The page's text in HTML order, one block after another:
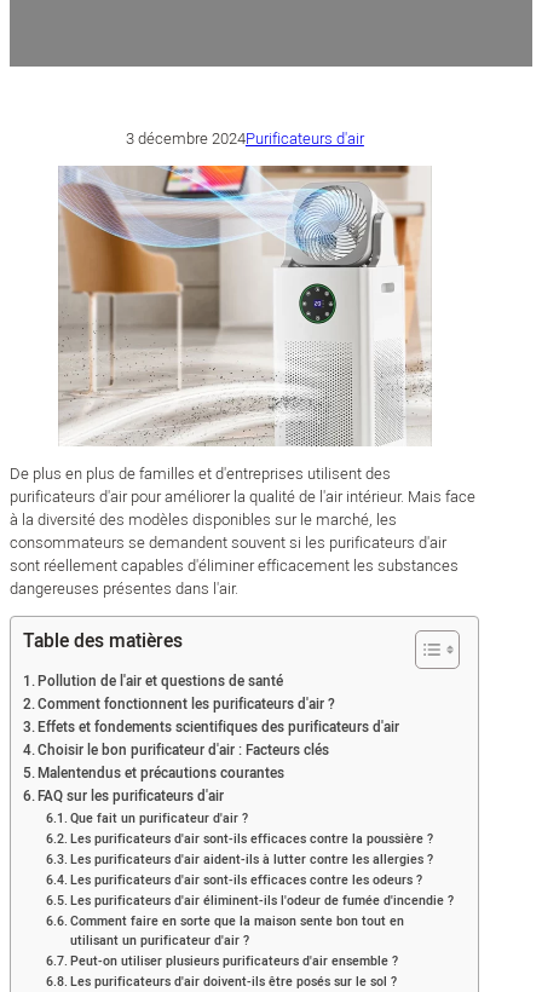
3 décembre 2024Purificateurs d'air
De plus en plus de familles et d'entreprises utilisent des
purificateurs d'air pour améliorer la qualité de l'air intérieur. Mais face
à la diversité des modèles disponibles sur le marché, les
consommateurs se demandent souvent si les purificateurs d'air
sont réellement capables d'éliminer efficacement les substances
dangereuses présentes dans l'air.
Table des matières
Pollution de l'air et questions de santé
Comment fonctionnent les purificateurs d'air ?
Effets et fondements scientifiques des purificateurs d'air
Choisir le bon purificateur d'air : Facteurs clés
Malentendus et précautions courantes
FAQ sur les purificateurs d'air
Que fait un purificateur d'air ?
Les purificateurs d'air sont-ils efficaces contre la poussière ?
Les purificateurs d'air aident-ils à lutter contre les allergies ?
Les purificateurs d'air sont-ils efficaces contre les odeurs ?
Les purificateurs d'air éliminent-ils l'odeur de fumée d'incendie ?
Comment faire en sorte que la maison sente bon tout en
utilisant un purificateur d'air ?
Peut-on utiliser plusieurs purificateurs d'air ensemble ?
Les purificateurs d'air doivent-ils être posés sur le sol ?